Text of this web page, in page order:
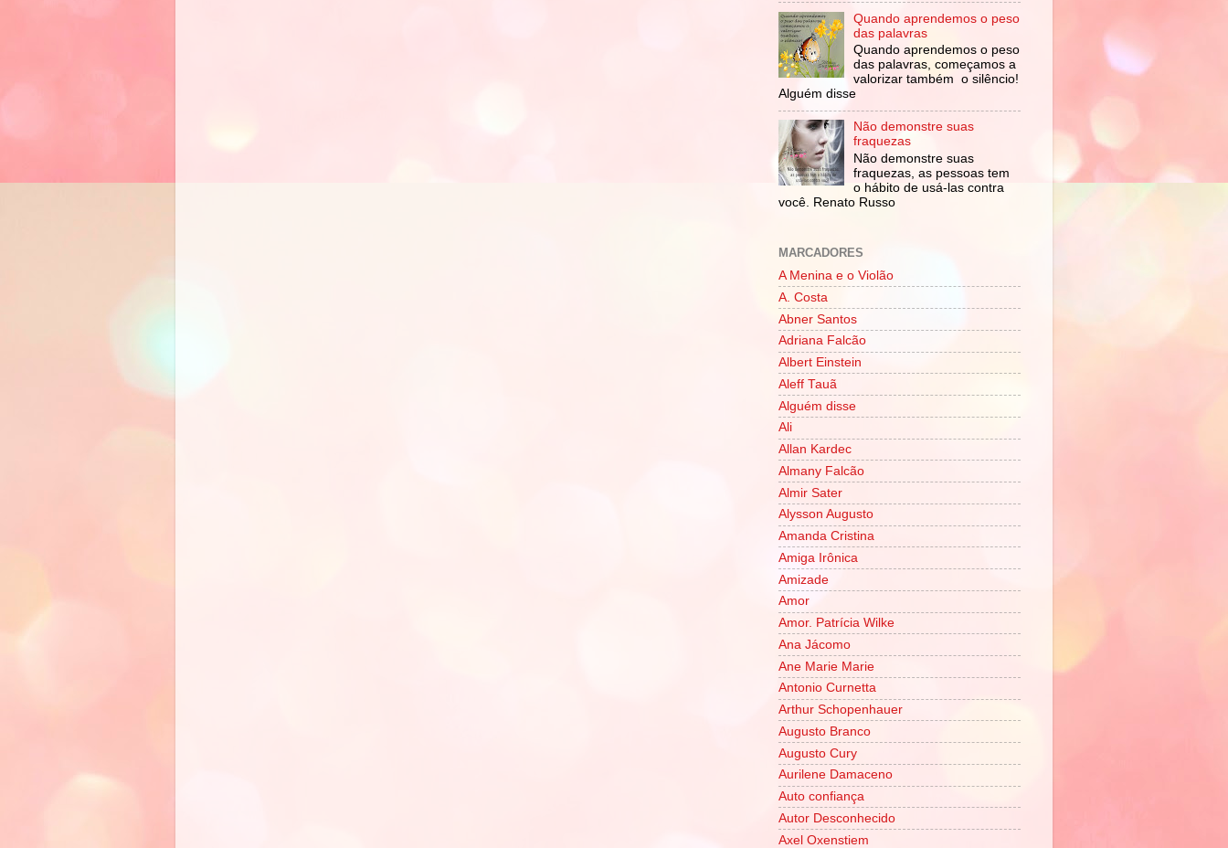
Quando aprendemos o peso
das palavras
Quando aprendemos o peso
das palavras, começamos a
valorizar também o silêncio!
Alguém disse
Não demonstre suas
fraquezas
Não demonstre suas
fraquezas, as pessoas tem
o hábito de usá-las contra
você. Renato Russo
MARCADORES
A Menina e o Violão
A. Costa
Abner Santos
Adriana Falcão
Albert Einstein
Aleff Tauã
Alguém disse
Ali
Allan Kardec
Almany Falcão
Almir Sater
Alysson Augusto
Amanda Cristina
Amiga Irônica
Amizade
Amor
Amor. Patrícia Wilke
Ana Jácomo
Ane Marie Marie
Antonio Curnetta
Arthur Schopenhauer
Augusto Branco
Augusto Cury
Aurilene Damaceno
Auto confiança
Autor Desconhecido
Axel Oxenstiem